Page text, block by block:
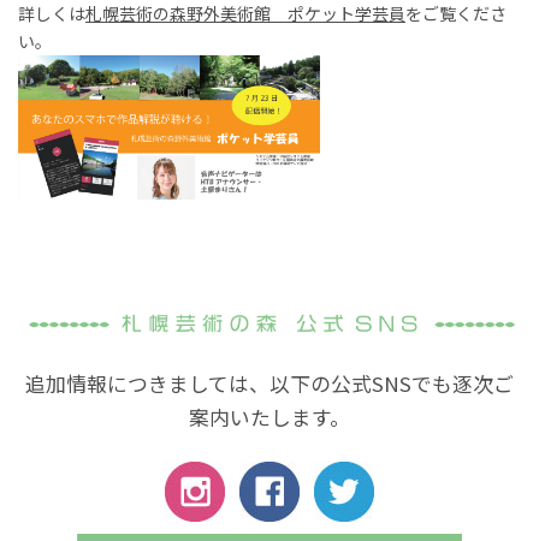
詳しくは札幌芸術の森野外美術館 ポケット学芸員をご覧くださ
い。
追加情報につきましては、以下の公式SNSでも逐次ご
案内いたします。